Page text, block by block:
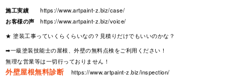
施工実績
https://www.artpaint-z.biz/case/
お客様の声
https://www.artpaint-z.biz/voice/
★ 塗装工事っていくらくらいなの？見積りだけでもいいのかな？
➡一級塗装技能士の屋根、外壁の無料点検をご利用ください！
無理な営業等は一切行っておりません！
外壁屋根無料診断
https://www.artpaint-z.biz/inspection/